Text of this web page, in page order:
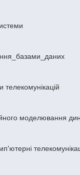
телекомунікацій
моделювання